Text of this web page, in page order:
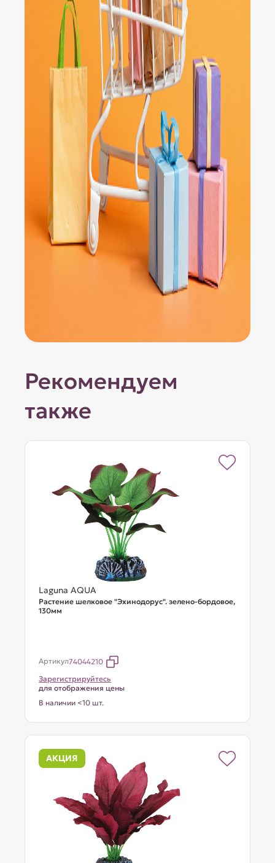
Рекомендуем
также
Laguna AQUA
Растение шелковое "Эхинодорус". зелено-бордовое,
130мм
Артикул74044210
Зарегистрируйтесь
для отображения цены
В наличии <10 шт.
АКЦИЯ